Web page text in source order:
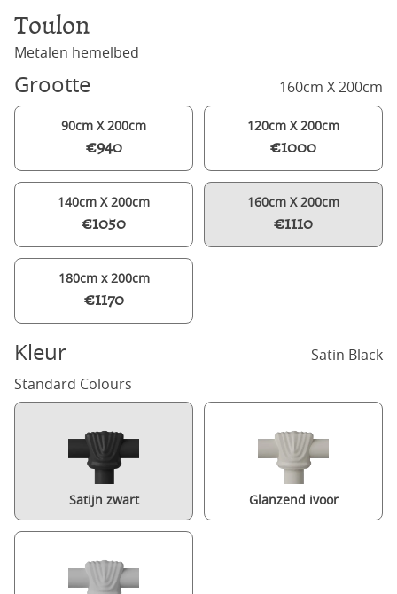
Toulon
Metalen hemelbed
Grootte 160cm X 200cm
90cm X 200cm
€940
120cm X 200cm
€1000
140cm X 200cm
€1050
160cm X 200cm
€1110
180cm x 200cm
€1170
Kleur
Satin Black
Standard Colours
Satijn zwart Glanzend ivoor